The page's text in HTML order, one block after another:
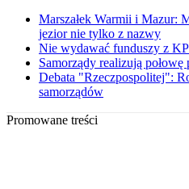
Marszałek Warmii i Mazur:
jezior nie tylko z nazwy
Nie wydawać funduszy z
Samorządy realizują
Debata "Rzeczpospolitej":
samorządów
Promowane treści